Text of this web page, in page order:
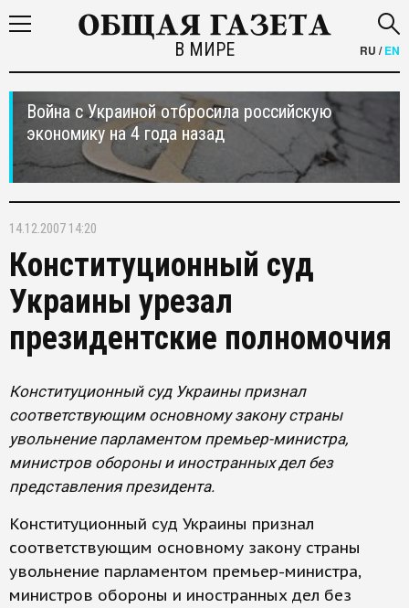
В МИРЕ RU /EN
Война с Украиной отбросила российскую
экономику на 4 года назад
14.12.2007 14:20
Конституционный суд
Украины урезал
президентские полномочия
Конституционный суд Украины признал
соответствующим основному закону страны
увольнение парламентом премьер-министра,
министров обороны и иностранных дел без
представления президента.
Конституционный суд Украины признал
соответствующим основному закону страны
увольнение парламентом премьер-министра,
министров обороны и иностранных дел без